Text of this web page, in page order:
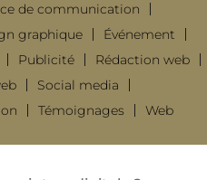
de communication
graphique
Événement
Publicité
Rédaction web
Social media
Témoignages Web